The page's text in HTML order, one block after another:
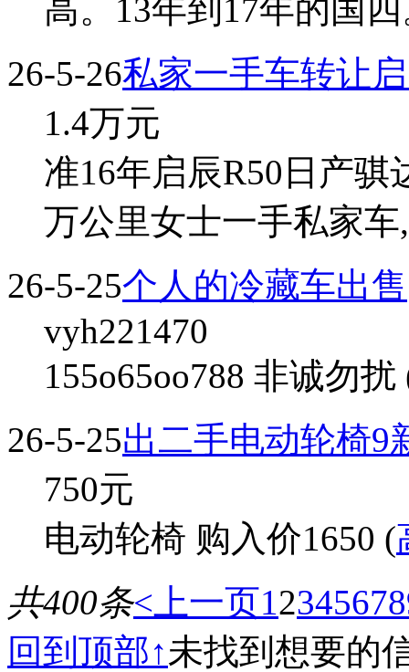
高。13年到17年的国
26-5-26私家一手车转让
1.4万元
准16年启辰R50日产
万公里女士一手私家
26-5-25个人的冷藏车出售
vyh221470
155o65oo788 非诚勿扰
26-5-25出二手电动轮椅9
750元
电动轮椅 购入价1650 (
共400条<上一页12345678
回到顶部↑未找到想要的